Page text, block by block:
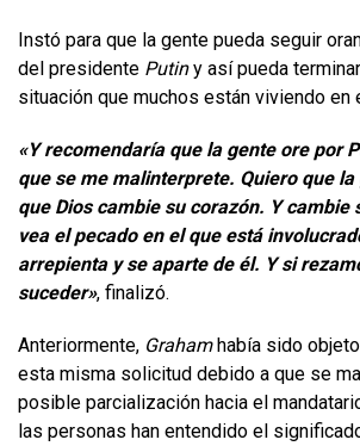
Instó para que la gente pueda seguir
del presidente Putiny así pueda
situación que muchos están viviendo en
«Y recomendaría que la gente ore por
que se me malinterprete. Quiero que
que Dios cambie su corazón. Y cambie
vea el pecado en el que está
arrepienta y se aparte de él. Y si
suceder», finalizó.
Anteriormente, Grahamhabía sido
esta misma solicitud debido a que se
posible parcialización hacia el
las personas han entendido el